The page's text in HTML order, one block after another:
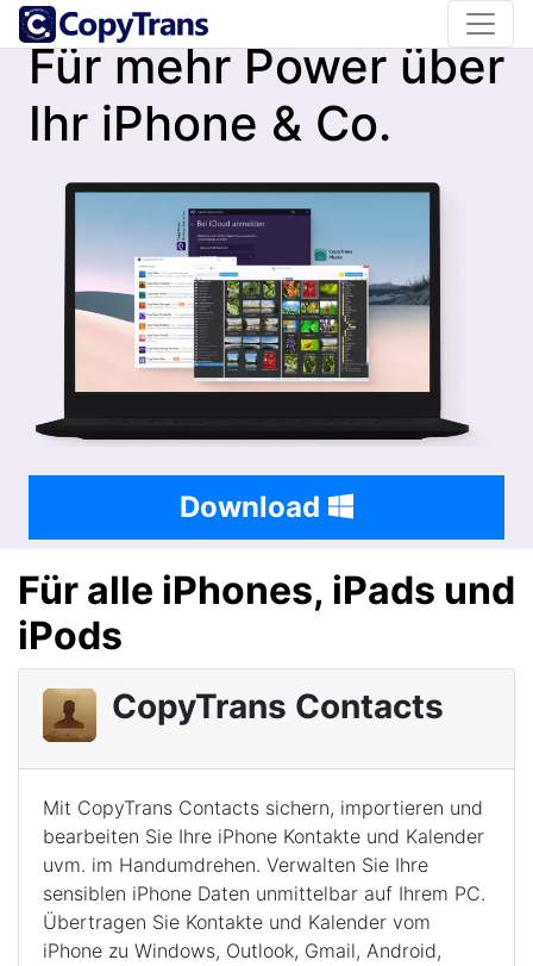
CopyTrans Installer herunterladen
Für mehr Power über
Ihr iPhone & Co.
Download
Für alle iPhones, iPads und
iPods
CopyTrans Contacts
Mit CopyTrans Contacts sichern, importieren und
bearbeiten Sie Ihre iPhone Kontakte und Kalender
uvm. im Handumdrehen. Verwalten Sie Ihre
sensiblen iPhone Daten unmittelbar auf Ihrem PC.
Übertragen Sie Kontakte und Kalender vom
iPhone zu Windows, Outlook, Gmail, Android,